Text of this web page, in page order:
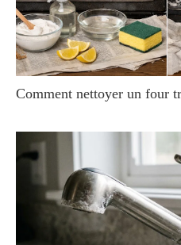
Comment nettoyer un four